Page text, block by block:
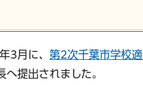
3月に、第2次千葉市学校
へ提出されました。